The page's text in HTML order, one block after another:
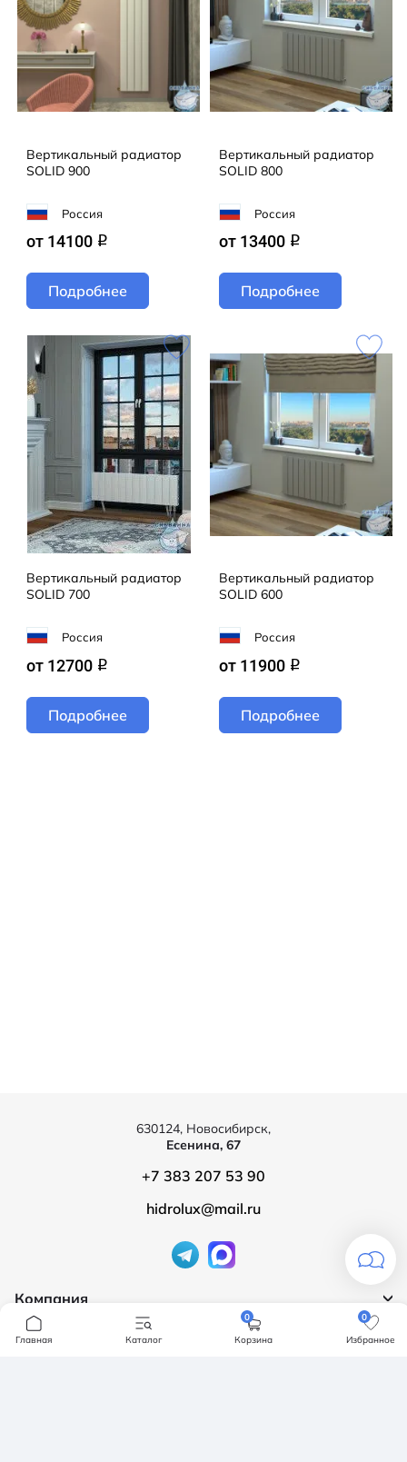
Вертикальный радиатор
SOLID 900
Россия
от 14100 q
Подробнее
Вертикальный радиатор
SOLID 800
Россия
от 13400 q
Подробнее
Вертикальный радиатор
SOLID 700
Россия
от 12700 q
Подробнее
Вертикальный радиатор
SOLID 600
Россия
от 11900 q
Подробнее
Компания
О компании
Продукция
630124, Новосибирск,
Есенина, 67
+7 383 207 53 90
hidrolux@mail.ru
Главная Каталог
0
Корзина
0
Избранное